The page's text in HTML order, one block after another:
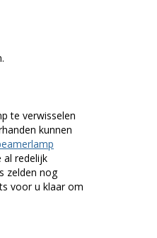
te verwisselen
kunnen
al redelijk
zelden nog
voor u klaar om